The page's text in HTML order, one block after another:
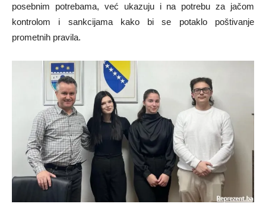
posebnim potrebama, već ukazuju i na potrebu za jačom
kontrolom i sankcijama kako bi se potaklo poštivanje
prometnih pravila.